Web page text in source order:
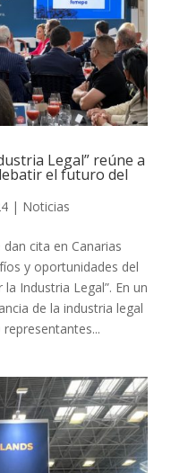
Legal” reúne a
el futuro del
| Noticias
cita en Canarias
y oportunidades del
Industria Legal”. En un
de la industria legal